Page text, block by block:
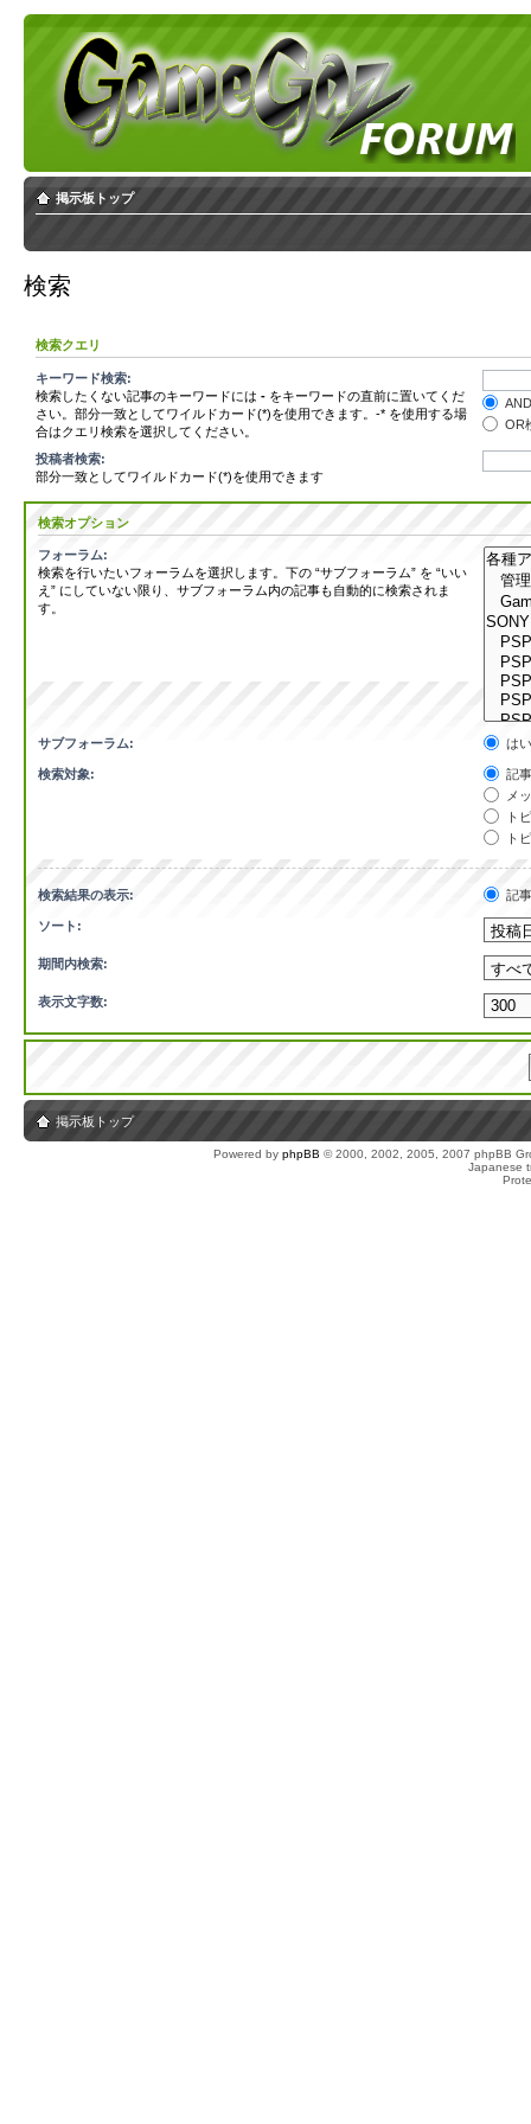
掲示板トップ
検索
検索クエリ
キーワード検索:
検索したくない記事のキーワードには - をキーワードの直前に置いてくだ
さい。部分一致としてワイルドカード(*)を使用できます。-* を使用する場
合はクエリ検索を選択してください。
OR
投稿者検索:
部分一致としてワイルドカード(*)を使用できます
検索オプション
フォーラム:
検索を行いたいフォーラムを選択します。下の “サブフォーラム” を “いい
え” にしていない限り、サブフォーラム内の記事も自動的に検索されま
す。
サブフォーラム: はい
検索対象:
記
メ
ト
ト
検索結果の表示: 記事
ソート:
期間内検索:
表示文字数:
掲示板トップ
Powered by phpBB © 2000, 2002, 2005, 2007 phpBB
Japanese